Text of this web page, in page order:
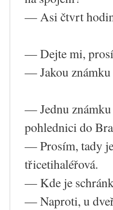
—Asi čtvrt
—Dejte mi,
—Jakou známku
—Jednu
pohlednici do
—Prosím, tady
třicetihaléřová.
— Kde je
—Naproti, u